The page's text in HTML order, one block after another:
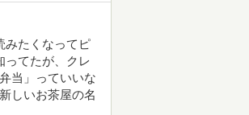
みたくなってピ
ってたが、クレ
当」っていいな
しいお茶屋の名